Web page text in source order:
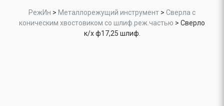
РежИн > Металлорежущий инструмент > Сверла с
коническим хвостовиком со шлиф.реж.частью > Сверло
к/х ф17,25 шлиф.